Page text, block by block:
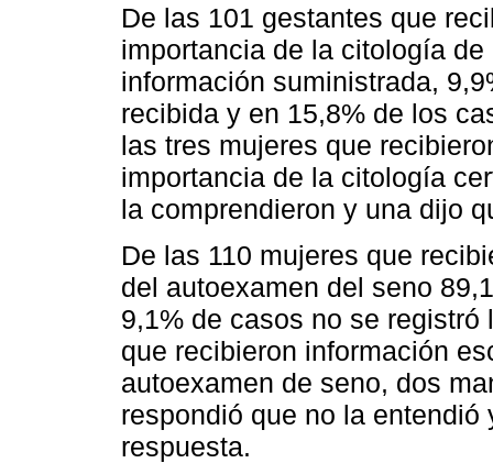
De las 101 gestantes que
importancia de la citología
información suministrada,
recibida y en 15,8% de los
las tres mujeres que
importancia de la citología
la comprendieron y una dijo
De las 110 mujeres que
del autoexamen del seno
9,1% de casos no se
que recibieron información
autoexamen de seno, dos
respondió que no la
respuesta.